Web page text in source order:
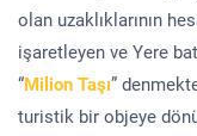
olan uzaklıklarının
işaretleyen ve Yere
“Milion Taşı”
turistik bir objeye